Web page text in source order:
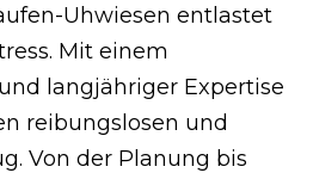
Uhwiesen entlastet
Mit einem
langjähriger Expertise
reibungslosen und
Von der Planung bis